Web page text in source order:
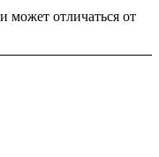
может отличаться от